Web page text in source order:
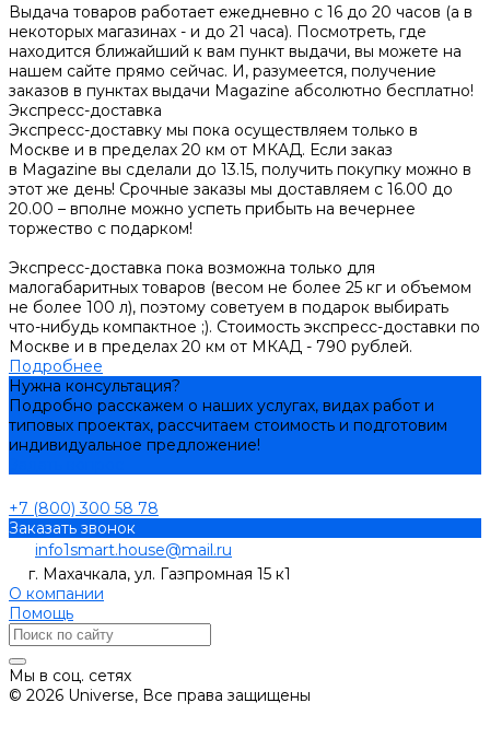
Выдача товаров работает ежедневно с 16 до 20 часов (а в
некоторых магазинах - и до 21 часа). Посмотреть, где
находится ближайший к вам пункт выдачи, вы можете на
нашем сайте прямо сейчас. И, разумеется, получение
заказов в пунктах выдачи Magazine абсолютно бесплатно!
Экспресс-доставка
Экспресс-доставку мы пока осуществляем только в
Москве и в пределах 20 км от МКАД. Если заказ
в Magazine вы сделали до 13.15, получить покупку можно в
этот же день! Срочные заказы мы доставляем с 16.00 до
20.00 – вполне можно успеть прибыть на вечернее
торжество с подарком!
Экспресс-доставка пока возможна только для
малогабаритных товаров (весом не более 25 кг и объемом
не более 100 л), поэтому советуем в подарок выбирать
что-нибудь компактное ;). Стоимость экспресс-доставки по
Москве и в пределах 20 км от МКАД - 790 рублей.
Подробнее
Нужна консультация?
Подробно расскажем о наших услугах, видах работ и
типовых проектах, рассчитаем стоимость и подготовим
индивидуальное предложение!
+7 (800) 300 58 78
Заказать звонок
info1smart.house@mail.ru
г. Махачкала, ул. Газпромная 15 к1
О компании
Помощь
Мы в соц. сетях
© 2026 Universe, Все права защищены